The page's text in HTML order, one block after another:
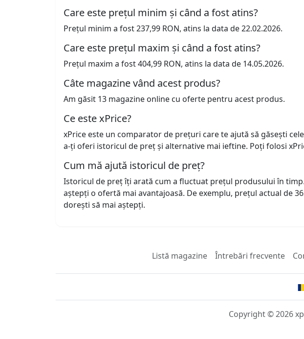
Care este prețul minim și când a fost atins?
Prețul minim a fost 237,99 RON, atins la data de 22.02.2026.
Care este prețul maxim și când a fost atins?
Prețul maxim a fost 404,99 RON, atins la data de 14.05.2026.
Câte magazine vând acest produs?
Am găsit 13 magazine online cu oferte pentru acest produs.
Ce este xPrice?
xPrice este un comparator de prețuri care te ajută să găsești
a-ți oferi istoricul de preț și alternative mai ieftine. Poți folosi
Cum mă ajută istoricul de preț?
Istoricul de preț îți arată cum a fluctuat prețul produsului în
aștepți o ofertă mai avantajoasă. De exemplu, prețul actual de
dorești să mai aștepți.
Listă magazine Întrebări frecvente
Copyright © 2026